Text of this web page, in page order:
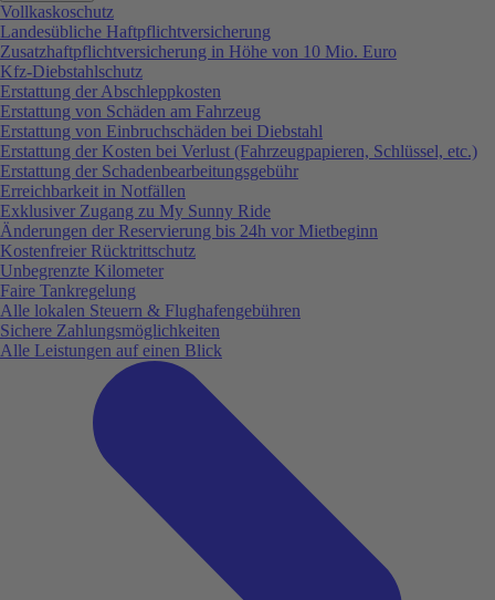
Vollkaskoschutz
Landesübliche Haftpflichtversicherung
Zusatzhaftpflichtversicherung in Höhe von 10 Mio. Euro
Kfz-Diebstahlschutz
Erstattung der Abschleppkosten
Erstattung von Schäden am Fahrzeug
Erstattung von Einbruchschäden bei Diebstahl
Erstattung der Kosten bei Verlust (Fahrzeugpapieren, Schlüssel, etc.)
Erstattung der Schadenbearbeitungsgebühr
Erreichbarkeit in Notfällen
Exklusiver Zugang zu My Sunny Ride
Änderungen der Reservierung bis 24h vor Mietbeginn
Kostenfreier Rücktrittschutz
Unbegrenzte Kilometer
Faire Tankregelung
Alle lokalen Steuern & Flughafengebühren
Sichere Zahlungsmöglichkeiten
Alle Leistungen auf einen Blick